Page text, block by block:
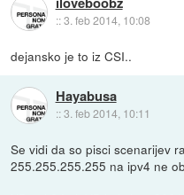
::3. feb 2014, 10:08
dejansko je to iz CSI..
Hayabusa
::3. feb 2014, 10:11
Se vidi da so pisci scenarijev
255.255.255.255 na ipv4 ne